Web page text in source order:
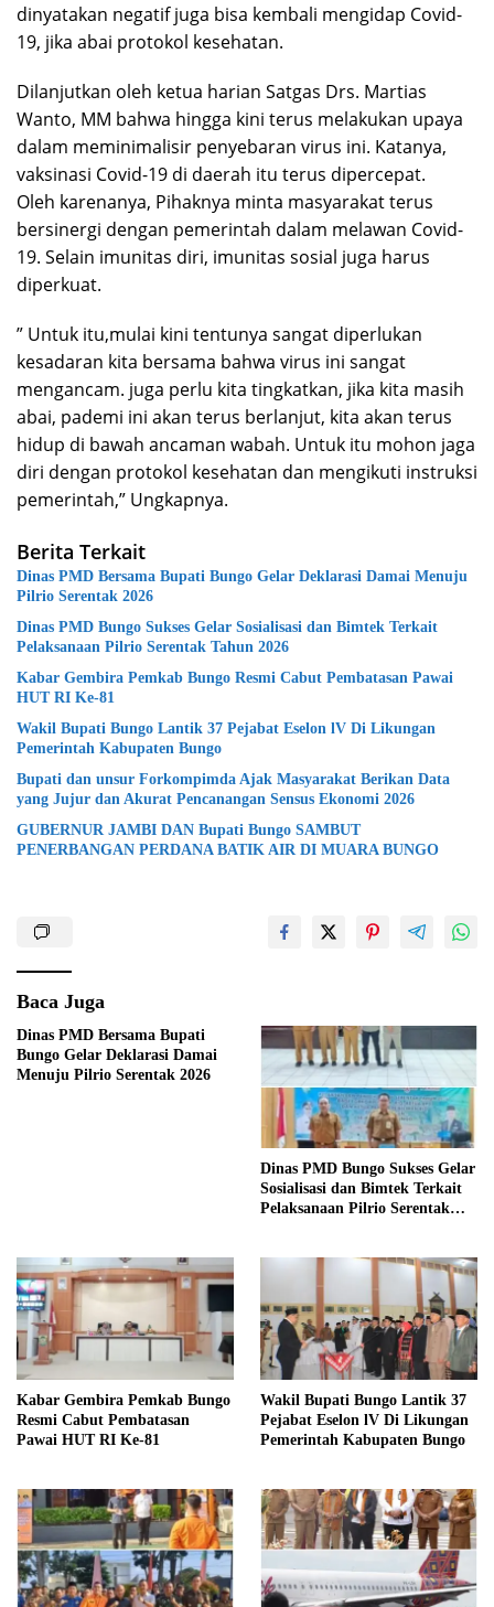
dinyatakan negatif juga bisa kembali mengidap Covid-
19, jika abai protokol kesehatan.
Dilanjutkan oleh ketua harian Satgas Drs. Martias
Wanto, MM bahwa hingga kini terus melakukan upaya
dalam meminimalisir penyebaran virus ini. Katanya,
vaksinasi Covid-19 di daerah itu terus dipercepat.
Oleh karenanya, Pihaknya minta masyarakat terus
bersinergi dengan pemerintah dalam melawan Covid-
19. Selain imunitas diri, imunitas sosial juga harus
diperkuat.
” Untuk itu,mulai kini tentunya sangat diperlukan
kesadaran kita bersama bahwa virus ini sangat
mengancam. juga perlu kita tingkatkan, jika kita masih
abai, pademi ini akan terus berlanjut, kita akan terus
hidup di bawah ancaman wabah. Untuk itu mohon jaga
diri dengan protokol kesehatan dan mengikuti instruksi
pemerintah,” Ungkapnya.
Berita Terkait
Dinas PMD Bersama Bupati Bungo Gelar Deklarasi Damai Menuju
Pilrio Serentak 2026
Dinas PMD Bungo Sukses Gelar Sosialisasi dan Bimtek Terkait
Pelaksanaan Pilrio Serentak Tahun 2026
Kabar Gembira Pemkab Bungo Resmi Cabut Pembatasan Pawai
HUT RI Ke-81
Wakil Bupati Bungo Lantik 37 Pejabat Eselon lV Di Likungan
Pemerintah Kabupaten Bungo
Bupati dan unsur Forkompimda Ajak Masyarakat Berikan Data
yang Jujur dan Akurat Pencanangan Sensus Ekonomi 2026
GUBERNUR JAMBI DAN Bupati Bungo SAMBUT
PENERBANGAN PERDANA BATIK AIR DI MUARA BUNGO
Baca Juga
Dinas PMD Bersama Bupati
Bungo Gelar Deklarasi Damai
Menuju Pilrio Serentak 2026
Dinas PMD Bungo Sukses Gelar
Sosialisasi dan Bimtek Terkait
Pelaksanaan Pilrio Serentak
Kabar Gembira Pemkab Bungo
Resmi Cabut Pembatasan
Pawai HUT RI Ke-81
Wakil Bupati Bungo Lantik 37
Pejabat Eselon lV Di Likungan
Pemerintah Kabupaten Bungo